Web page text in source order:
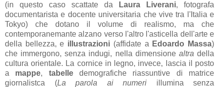
(in questo caso scattate da
Laura Liverani, fotografa
documentarista e docente universitaria che vive tra l'Italia e
Tokyo) che dotano il volume di realismo, ma che
contemporanemante alzano verso l'altro l'asticella dell'arte e
della bellezza, e illustrazioni (affidate a Edoardo Massa)
che immergono, senza indugi, nella dimensione altradella
cultura orientale. La cornice in legno, invece, lascia il posto
a mappe, tabelledemografiche riassuntive di matrice
giornalistca (La parola ai numeri illumina senza